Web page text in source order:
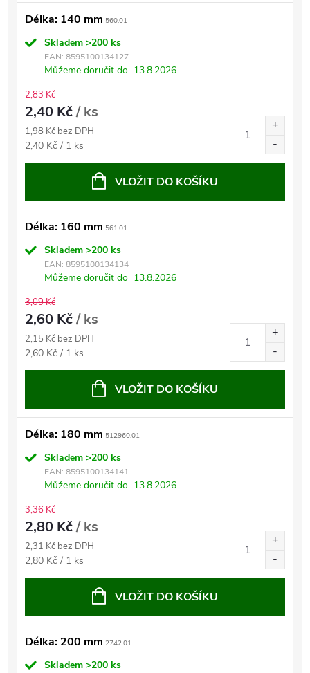
Délka: 140 mm 560.01
Skladem >200 ks
EAN: 8595100134127
Můžeme doručit do 13.8.2026
2,83 Kč
2,40 Kč/ ks
1,98 Kč bez DPH
Měrná
cena:
2,40 Kč / 1 ks
VLOŽIT DO KOŠÍKU
Délka: 160 mm 561.01
Skladem >200 ks
EAN: 8595100134134
Můžeme doručit do 13.8.2026
3,09 Kč
2,60 Kč/ ks
2,15 Kč bez DPH
Měrná
cena:
2,60 Kč / 1 ks
VLOŽIT DO KOŠÍKU
Délka: 180 mm 512960.01
Skladem >200 ks
EAN: 8595100134141
Můžeme doručit do 13.8.2026
3,36 Kč
2,80 Kč/ ks
2,31 Kč bez DPH
Měrná
cena:
2,80 Kč / 1 ks
VLOŽIT DO KOŠÍKU
Délka: 200 mm 2742.01
Skladem >200 ks